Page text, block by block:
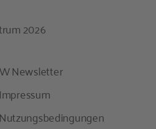
2026
Newsletter
Impressum